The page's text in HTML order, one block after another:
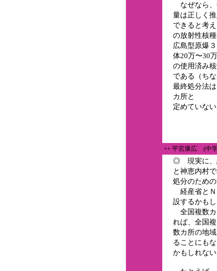
なぜなら、
量は正しく
できると考
の放射性核
広島型原爆
体20万〜30
の使用済み
である（ち
最終処分法
カ所と
定めていな
++ 平宮康広 (中
◎ 現実に、
と神恵内村
処分のため
経産省とＮ
設するかも
全国複数カ
れば、全国複
数カ所の地
ることにも
かもしれな